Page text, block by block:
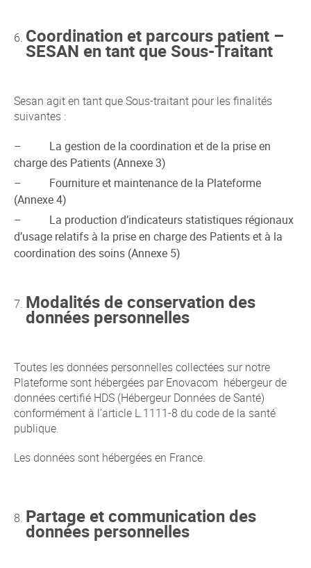
Coordination et parcours patient –
SESAN en tant que Sous-Traitant
Sesan agit en tant que Sous-traitant pour les finalités
suivantes :
– La gestion de la coordination et de la prise en
charge des Patients (Annexe 3)
– Fourniture et maintenance de la Plateforme
(Annexe 4)
– La production d’indicateurs statistiques régionaux
d’usage relatifs à la prise en charge des Patients et à la
coordination des soins (Annexe 5)
Modalités de conservation des
données personnelles
Toutes les données personnelles collectées sur notre
Plateforme sont hébergées par Enovacom hébergeur de
données certifié HDS (Hébergeur Données de Santé)
conformément à l’article L.1111-8 du code de la santé
publique.
Les données sont hébergées en France.
Partage et communication des
données personnelles